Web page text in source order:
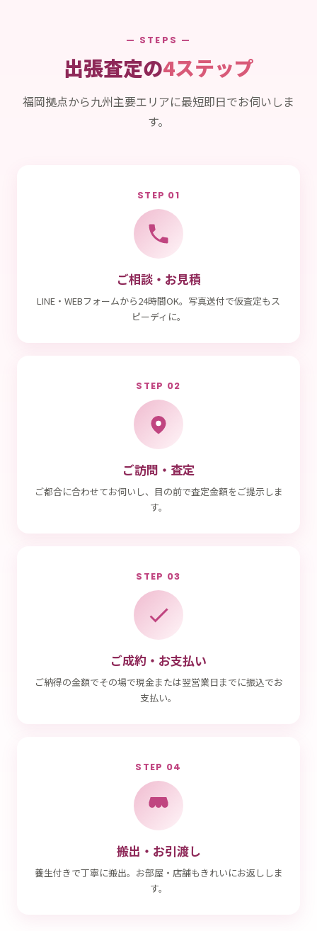
— STEPS —
出張査定の4ステップ
福岡拠点から九州主要エリアに最短即日でお伺いしま
す。
STEP 01
ご相談・お見積
LINE・WEBフォームから24時間OK。写真送付で仮査定もス
ピーディに。
STEP 02
ご訪問・査定
ご都合に合わせてお伺いし、目の前で査定金額をご提示しま
す。
STEP 03
ご成約・お支払い
ご納得の金額でその場で現金または翌営業日までに振込でお
支払い。
STEP 04
搬出・お引渡し
養生付きで丁寧に搬出。お部屋・店舗もきれいにお返ししま
す。